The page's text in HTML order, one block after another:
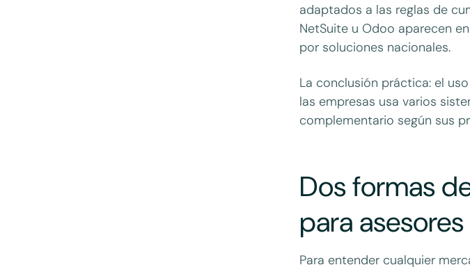
adaptados a las reglas de
NetSuite u Odoo aparecen
por soluciones nacionales.
La conclusión práctica: el
las empresas usa varios
complementario según sus
Dos formas
para
Para entender cualquier